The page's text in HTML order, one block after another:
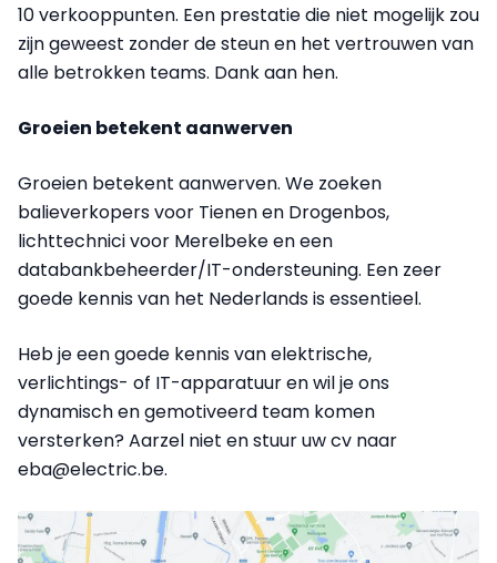
10 verkooppunten. Een prestatie die niet mogelijk zou
zijn geweest zonder de steun en het vertrouwen van
alle betrokken teams. Dank aan hen.
Groeien betekent aanwerven
Groeien betekent aanwerven. We zoeken
balieverkopers voor Tienen en Drogenbos,
lichttechnici voor Merelbeke en een
databankbeheerder/IT-ondersteuning. Een zeer
goede kennis van het Nederlands is essentieel.
Heb je een goede kennis van elektrische,
verlichtings- of IT-apparatuur en wil je ons
dynamisch en gemotiveerd team komen
versterken? Aarzel niet en stuur uw cv naar
eba@electric.be.